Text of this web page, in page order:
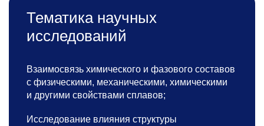
Тематика научных
исследований
Взаимосвязь химического и фазового составов
с физическими, механическими, химическими
и другими свойствами сплавов;
Исследование влияния структуры